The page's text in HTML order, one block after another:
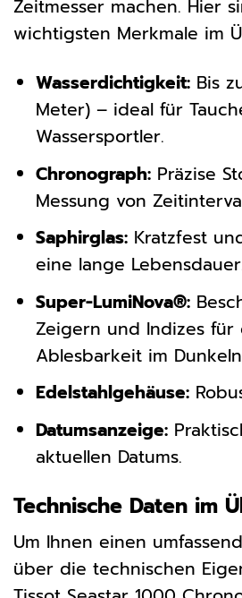
Zeitmesser machen. Hier
wichtigsten Merkmale im
Wasserdichtigkeit:Bis
Meter) – ideal für
Wassersportler.
Chronograph:Präzise
Messung von
Saphirglas:Kratzfest
eine lange
Super-LumiNova®:
Zeigern und Indizes für
Ablesbarkeit im
Edelstahlgehäuse:
Datumsanzeige:
aktuellen Datums.
Technische Daten im
Um Ihnen einen
über die technischen